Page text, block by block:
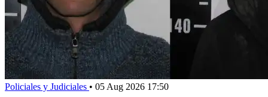
Policiales y Judiciales • 05 Aug 2026 17:50